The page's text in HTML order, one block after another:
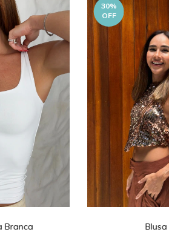
Branca
30%
OFF